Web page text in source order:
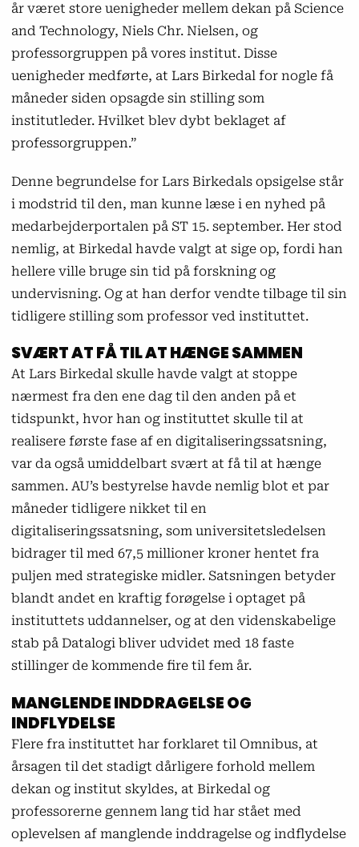
år været store uenigheder mellem dekan på Science
and Technology, Niels Chr. Nielsen, og
professorgruppen på vores institut. Disse
uenigheder medførte, at Lars Birkedal for nogle få
måneder siden opsagde sin stilling som
institutleder. Hvilket blev dybt beklaget af
professorgruppen.”
Denne begrundelse for Lars Birkedals opsigelse står
i modstrid til den, man kunne læse i en nyhed på
medarbejderportalen på ST 15. september. Her stod
nemlig, at Birkedal havde valgt at sige op, fordi han
hellere ville bruge sin tid på forskning og
undervisning. Og at han derfor vendte tilbage til sin
tidligere stilling som professor ved instituttet.
SVÆRT AT FÅ TIL AT HÆNGE SAMMEN
At Lars Birkedal skulle havde valgt at stoppe
nærmest fra den ene dag til den anden på et
tidspunkt, hvor han og instituttet skulle til at
realisere første fase af en digitaliseringssatsning,
var da også umiddelbart svært at få til at hænge
sammen. AU’s bestyrelse havde nemlig blot et par
måneder tidligere nikket til en
digitaliseringssatsning, som universitetsledelsen
bidrager til med 67,5 millioner kroner hentet fra
puljen med strategiske midler. Satsningen betyder
blandt andet en kraftig forøgelse i optaget på
instituttets uddannelser, og at den videnskabelige
stab på Datalogi bliver udvidet med 18 faste
stillinger de kommende fire til fem år.
MANGLENDE INDDRAGELSE OG
INDFLYDELSE
Flere fra instituttet har forklaret til Omnibus, at
årsagen til det stadigt dårligere forhold mellem
dekan og institut skyldes, at Birkedal og
professorerne gennem lang tid har stået med
oplevelsen af manglende inddragelse og indflydelse